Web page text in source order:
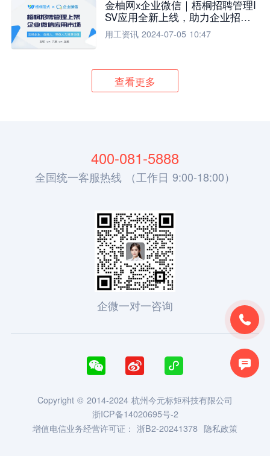
金柚网x企业微信｜梧桐招聘管理I
SV应用全新上线，助力企业招聘
流程全面升级
用工资讯 2024-07-05 10:47
查看更多


400-081-5888
全国统一客服热线 （工作日 9:00-18:00）
企微一对一咨询
  
Copyright © 2014-2024 杭州今元标矩科技有限公司
浙ICP备14020695号-2
增值电信业务经营许可证： 浙B2-20241378 隐私政策